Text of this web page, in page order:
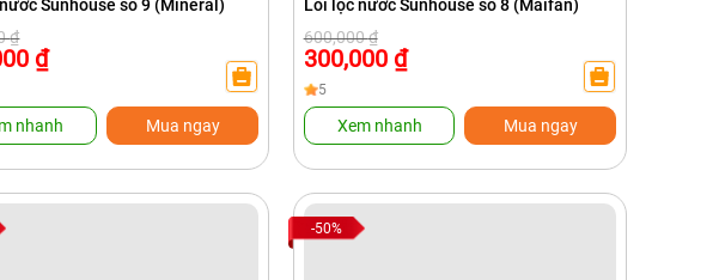
Sunhouse số 9 (Mineral)
₫
₫
₫.
nhanh Mua ngay
Lõi lọc nước Sunhouse số 8 (Maifan)
600,000₫
Giá
gốc
là:
600,000 ₫.
300,000 ₫
Giá
hiện
tại
là:
300,000 ₫.
5
Xem nhanh Mua ngay
-50%